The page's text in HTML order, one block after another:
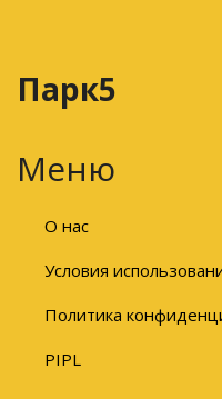
Парк5
Меню
О нас
Условия
Политика
PIPL